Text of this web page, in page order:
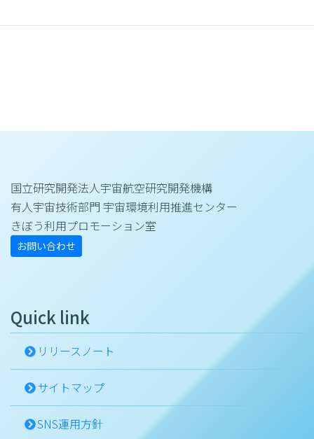
国立研究開発法人宇宙航空研究開発機構
有人宇宙技術部門 宇宙環境利用推進センター
きぼう利用プロモーション室
お問い合わせ
Quick link
リリースノート
サイトマップ
SNS運用方針